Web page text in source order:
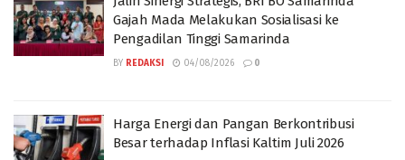
Gajah Mada Melakukan Sosialisasi ke
Pengadilan Tinggi Samarinda
BY REDAKSI 04/08/2026 0
Harga Energi dan Pangan Berkontribusi
Besar terhadap Inflasi Kaltim Juli 2026